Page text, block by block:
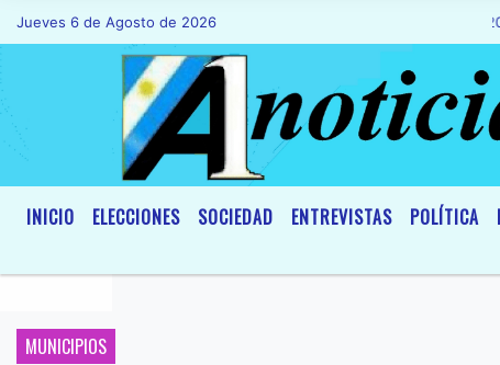
Jueves 6 de Agosto de 2026Hoy es Jueves 6 de Agosto de 2026 y
INICIO ELECCIONES SOCIEDAD ENTREVISTAS POLÍTICA
MUNICIPIOS